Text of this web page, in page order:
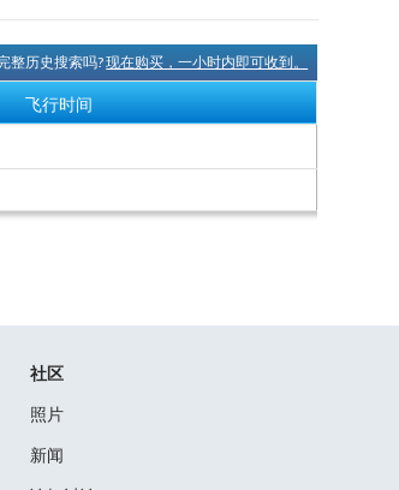
整历史搜索吗?现在购买，一小时内即可收到。
飞行时间
社区
照片
新闻